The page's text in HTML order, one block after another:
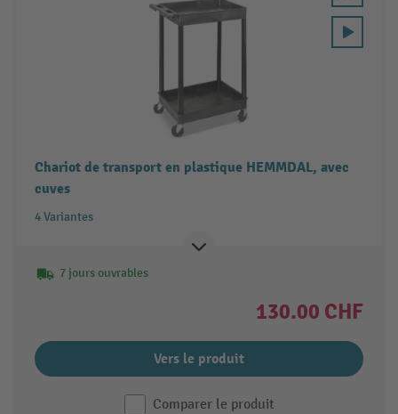
Chariot de transport en plastique HEMMDAL, avec
cuves
4 Variantes
7 jours ouvrables
130.00 CHF
Vers le produit
Comparer le produit